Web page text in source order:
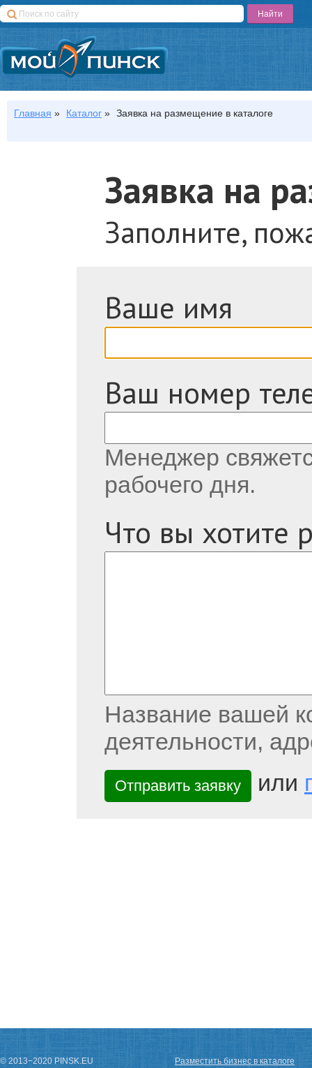
Главная » Каталог » Заявка на размещение в каталоге
Заявка на
Заполните,
Ваше имя
Ваш номер
Менеджер
рабочего дня.
Что вы хотите
Название вашей
деятельности,
Отправить заявку или
© 2013−2020 PINSK.EU
Разместить бизнес в каталоге